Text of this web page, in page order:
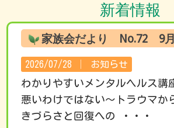
新着情報
2026/07/28 │ お知らせ
わかりやすいメンタルヘルス
悪いわけではない～トラウマか
きづらさと回復への ・・・